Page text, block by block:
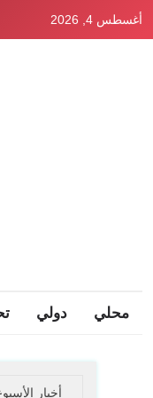
Skip
أغسطس 4, 2026
محلي دولي
أخبار